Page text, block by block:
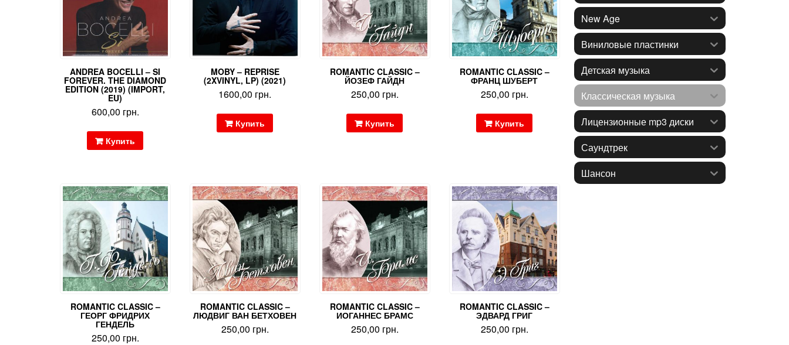
ANDREA BOCELLI – SI
FOREVER. THE DIAMOND
EDITION (2019) (IMPORT,
EU)
600,00 грн.
Купить
MOBY – REPRISE
(2XVINYL, LP) (2021)
1600,00 грн.
Купить
ROMANTIC CLASSIC –
ЙОЗЕФ ГАЙДН
250,00 грн.
Купить
ROMANTIC CLASSIC –
ФРАНЦ ШУБЕРТ
250,00 грн.
Купить
ROMANTIC CLASSIC –
ГЕОРГ ФРИДРИХ
ГЕНДЕЛЬ
250,00 грн.
ROMANTIC CLASSIC –
ЛЮДВИГ ВАН БЕТХОВЕН
250,00 грн.
ROMANTIC CLASSIC –
ИОГАННЕС БРАМС
250,00 грн.
ROMANTIC CLASSIC –
ЭДВАРД ГРИГ
250,00 грн.
New Age
Виниловые пластинки
Детская музыка
Классическая музыка
Лицензионные mp3 диски
Саундтрек
Шансон